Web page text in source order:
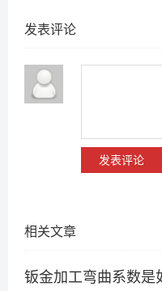
发表评论
相关文章
钣金加工弯曲系数是